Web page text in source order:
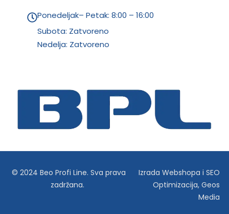
Ponedeljak– Petak: 8:00 – 16:00
Subota: Zatvoreno
Nedelja: Zatvoreno
© 2024 Beo Profi Line. Sva prava
zadržana.
Izrada Webshopa iSEO
Optimizacija,Geos
Media